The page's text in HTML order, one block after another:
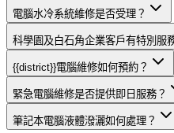
電腦水冷系統維修是否受理？
科學園及白石角企業客戶有特別服
{{district}}電腦維修如何預約？
緊急電腦維修是否提供即日服務？
筆記本電腦液體潑灑如何處理？